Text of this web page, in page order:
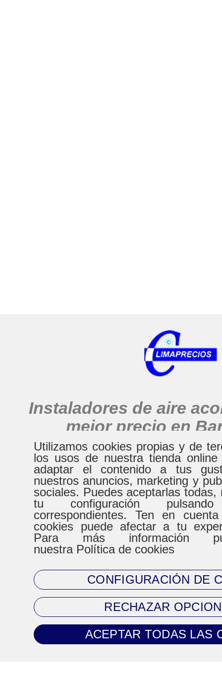
Instaladores de aire
mejor precio en
HORARIO
De Lunes a Virenes
8:30h a 20:30h
9:00h
CONTACTO
Tel. 93 720 83 64
Mail:
clientes@climaprecios.com
Utilizamos cookies propias y de
los usos de nuestra tienda
adaptar el contenido a tus
nuestros anuncios, marketing y
sociales. Puedes aceptarlas todas,
tu configuración
correspondientes. Ten en
cookies puede afectar a tu
Para más información
nuestra Política de cookies
CONFIGURACIÓN DE
RECHAZAR
ACEPTAR TODAS LAS